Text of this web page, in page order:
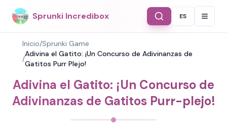
Sprunki Incredibox Select
ES
Inicio/Sprunki Game
/
Adivina el Gatito: ¡Un Concurso de Adivinanzas de
Gatitos Purr Plejo!
Adivina el Gatito: ¡Un Concurso de
Adivinanzas de Gatitos Purr-plejo!